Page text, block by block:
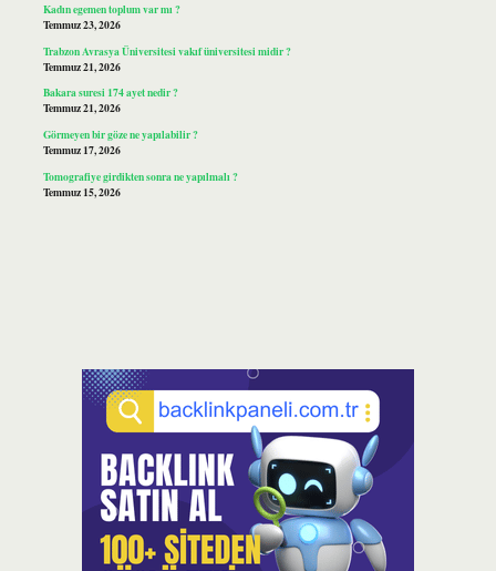
Kadın egemen toplum var mı ?
Temmuz 23, 2026
Trabzon Avrasya Üniversitesi vakıf üniversitesi midir ?
Temmuz 21, 2026
Bakara suresi 174 ayet nedir ?
Temmuz 21, 2026
Görmeyen bir göze ne yapılabilir ?
Temmuz 17, 2026
Tomografiye girdikten sonra ne yapılmalı ?
Temmuz 15, 2026